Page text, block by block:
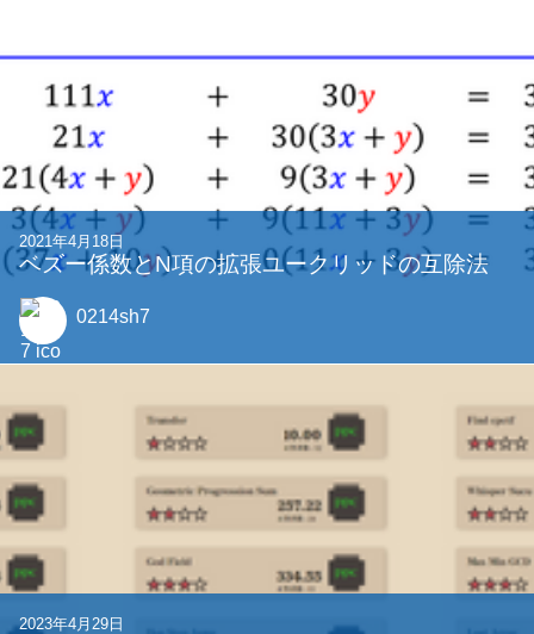
関連する記事
2023年7月13日
ロ」を開催しました！